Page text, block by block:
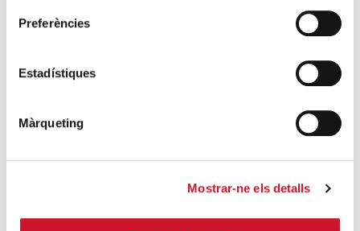
Preferències
Estadístiques
Màrqueting
Mostrar-ne els detalls
SEGUEIX LLEGINT
Càritas Barcelona acompanya més de
extraordinari de regularització
SEGUEIX LLEGINT